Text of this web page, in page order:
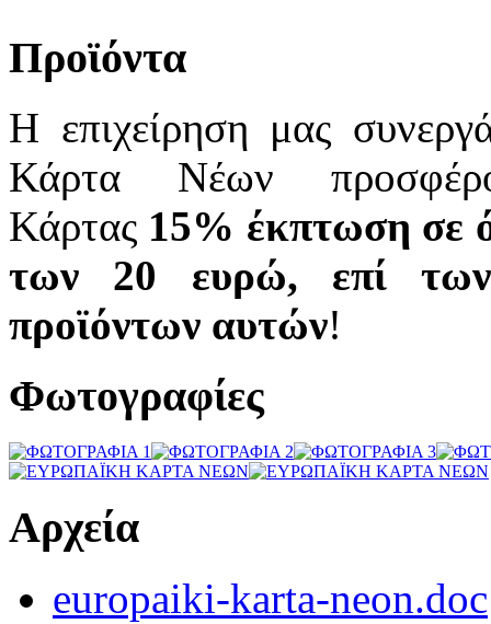
Προϊόντα
Η επιχείρηση μας
Κάρτα Νέων
Κάρτας 15% έκπτωση σε
των 20 ευρώ, επί των
προϊόντων αυτών!
Φωτογραφίες
Αρχεία
europaiki-karta-neon.doc